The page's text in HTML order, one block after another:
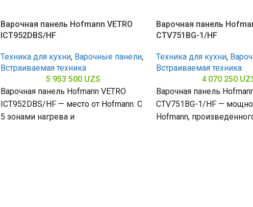
Варочная панель Hofmann VETRO
ICT952DBS/HF
Техника для кухни, Варочные панели,
Встраиваемая техника
5 953 500 UZS
Варочная панель Hofmann VETRO
ICT952DBS/HF — место от Hofmann. С
5 зонами нагрева и
Варочная панель
CTV751BG-1/HF
Техника для кухни,
Встраиваемая техника
4 070 250
Варочная панель
CTV751BG-1/HF —
Hofmann,